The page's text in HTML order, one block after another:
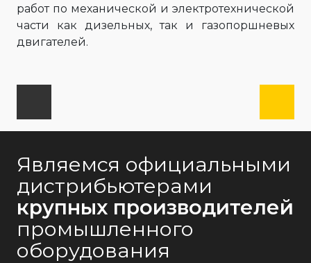
работ по механической и электротехнической
части как дизельных, так и газопоршневых
двигателей.
Являемся официальными
дистрибьютерами
крупных производителей
промышленного
оборудования